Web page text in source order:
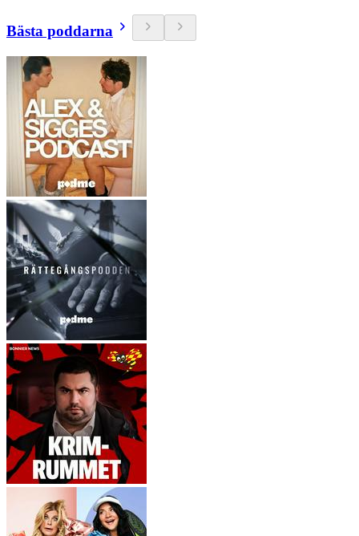
Bästa poddarna